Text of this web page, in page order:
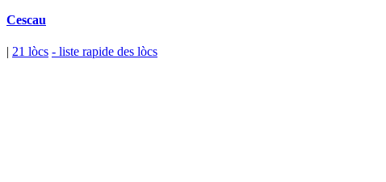
Cescau
| 21 lòcs - liste rapide des lòcs